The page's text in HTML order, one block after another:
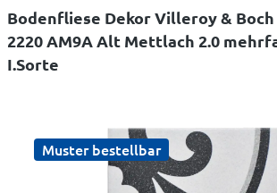
Bodenfliese Dekor Villeroy & Boch
2220 AM9A Alt Mettlach 2.0
I.Sorte
Muster bestellbar